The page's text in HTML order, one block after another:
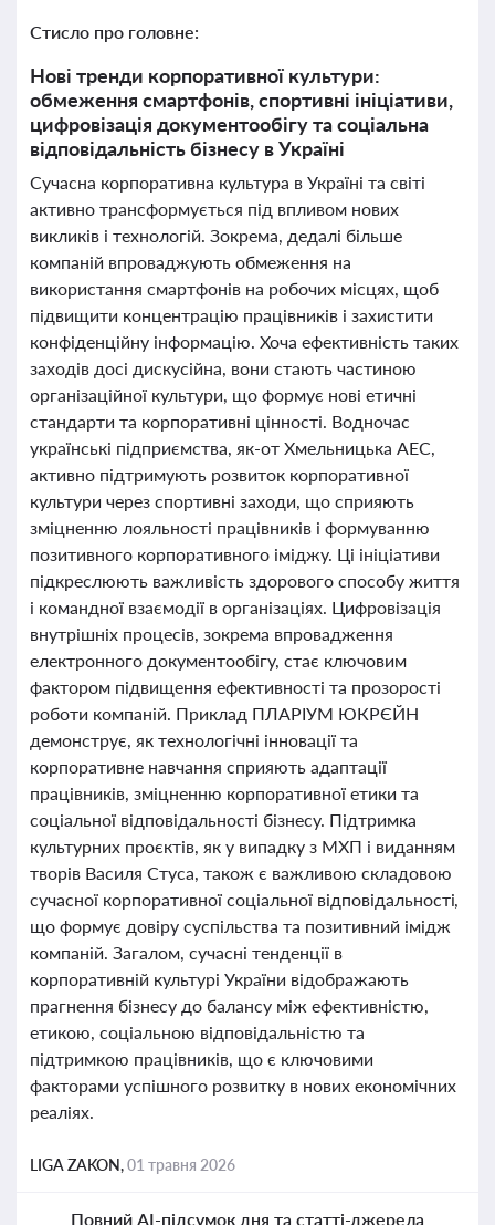
Стисло про головне:
Нові тренди корпоративної культури:
обмеження смартфонів, спортивні ініціативи,
цифровізація документообігу та соціальна
відповідальність бізнесу в Україні
Сучасна корпоративна культура в Україні та світі
активно трансформується під впливом нових
викликів і технологій. Зокрема, дедалі більше
компаній впроваджують обмеження на
використання смартфонів на робочих місцях, щоб
підвищити концентрацію працівників і захистити
конфіденційну інформацію. Хоча ефективність таких
заходів досі дискусійна, вони стають частиною
організаційної культури, що формує нові етичні
стандарти та корпоративні цінності. Водночас
українські підприємства, як-от Хмельницька АЕС,
активно підтримують розвиток корпоративної
культури через спортивні заходи, що сприяють
зміцненню лояльності працівників і формуванню
позитивного корпоративного іміджу. Ці ініціативи
підкреслюють важливість здорового способу життя
і командної взаємодії в організаціях. Цифровізація
внутрішніх процесів, зокрема впровадження
електронного документообігу, стає ключовим
фактором підвищення ефективності та прозорості
роботи компаній. Приклад ПЛАРІУМ ЮКРЄЙН
демонструє, як технологічні інновації та
корпоративне навчання сприяють адаптації
працівників, зміцненню корпоративної етики та
соціальної відповідальності бізнесу. Підтримка
культурних проєктів, як у випадку з МХП і виданням
творів Василя Стуса, також є важливою складовою
сучасної корпоративної соціальної відповідальності,
що формує довіру суспільства та позитивний імідж
компаній. Загалом, сучасні тенденції в
корпоративній культурі України відображають
прагнення бізнесу до балансу між ефективністю,
етикою, соціальною відповідальністю та
підтримкою працівників, що є ключовими
факторами успішного розвитку в нових економічних
реаліях.
LIGA ZAKON,01 травня 2026
Повний AI-підсумок дня та статті-джерела